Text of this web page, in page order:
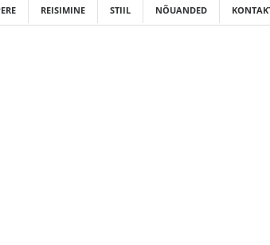
REISIMINE STIIL NÕUANDED